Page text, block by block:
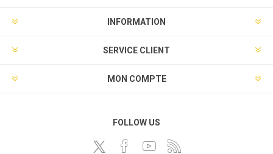
INFORMATION
SERVICE CLIENT
MON COMPTE
FOLLOW US